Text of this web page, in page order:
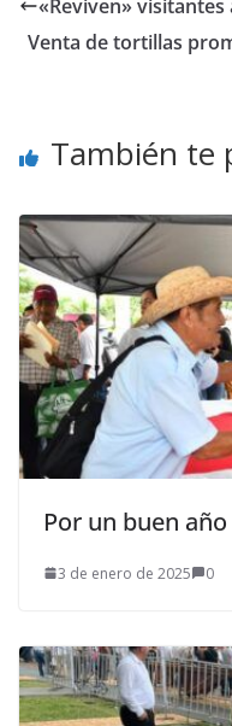
«Reviven» visitantes
Venta de tortillas
También te
Por un buen año
3 de enero de 2025 0